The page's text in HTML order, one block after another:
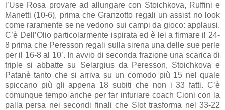
l’Use Rosa provare ad allungare con Stoichkova, Ruffini e
Manetti (10-6), prima che Granzotto regali un assist no look
come raramente se ne vedono sui campi da gioco: applausi.
C’è Dell’Olio particolarmente ispirata ed è lei a firmare il 24-
8 prima che Peresson regali sulla sirena una delle sue perle
per il 16-8 al 10’. In avvio di seconda frazione una scarica di
triple si abbatte su Selargius da Peresson, Stoichkova e
Patanè tanto che si arriva su un comodo più 15 nel quale
spiccano più gli appena 18 subiti che non i 33 fatti. C’è
comunque tempo anche per far infuriare coach Cioni con la
palla persa nei secondi finali che Slot trasforma nel 33-22